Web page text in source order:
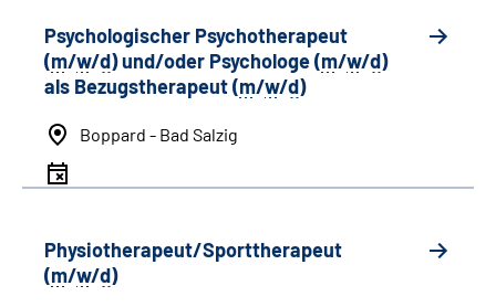
Psychologischer Psychotherapeut
(m/w/d) und/oder Psychologe (m/w/d)
als Bezugstherapeut (m/w/d)
Boppard - Bad Salzig
Physiotherapeut/Sporttherapeut
(m/w/d)